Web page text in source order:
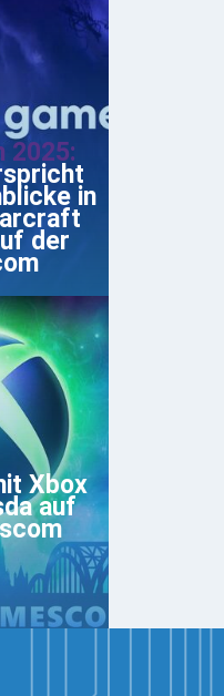
2025:
in
der
Xbox
auf